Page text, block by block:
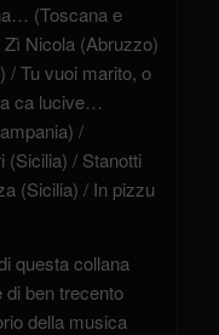
(Toscana e
Zì Nicola (Abruzzo)
/ Tu vuoi marito, o
ca lucive…
/
(Sicilia) / Stanotti
(Sicilia) / In pizzu
questa collana
di ben trecento
della musica